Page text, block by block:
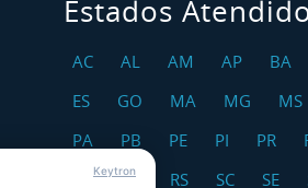
Estados
AC AL AM AP BA
ES
GO MA MG MS
PA
PB PE PI PR
RO
RR RS SC SE
Keytron